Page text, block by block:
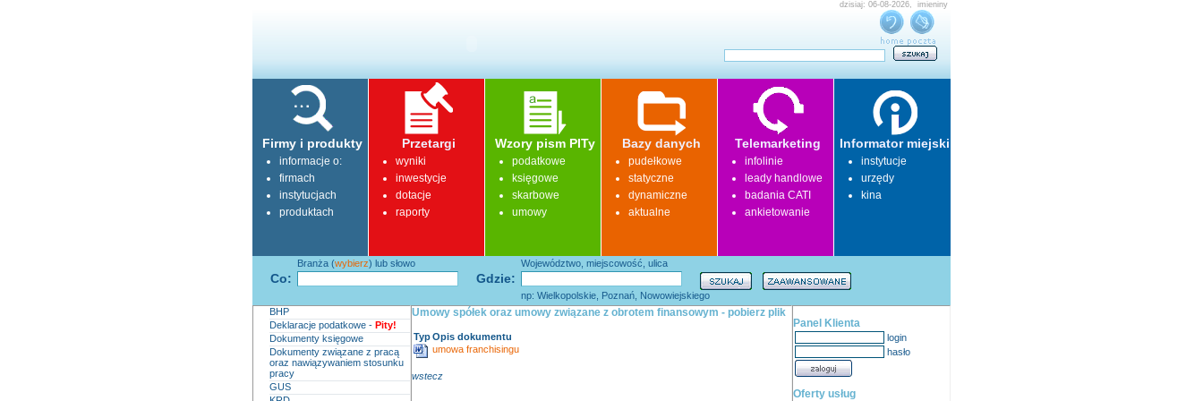
dzisiaj: 06-08-2026, imieniny
Firmy i produkty
informacje o:
firmach
instytucjach
produktach
Przetargi
wyniki
inwestycje
dotacje
raporty
Wzory pism PITy
podatkowe
księgowe
skarbowe
umowy
Bazy danych
pudełkowe
statyczne
dynamiczne
aktualne
Telemarketing
infolinie
leady handlowe
badania CATI
ankietowanie
Informator miejski
instytucje
urzędy
kina
Co: Gdzie:
Branża (wybierz) lub słowo Województwo, miejscowość, ulica
np: Wielkopolskie, Poznań, Nowowiejskiego
BHP
Deklaracje podatkowe - Pity!
Dokumenty księgowe
Dokumenty związane z pracą
oraz nawiązywaniem stosunku
pracy
GUS
Umowy spółek oraz umowy związane z obrotem finansowym - pobierz plik
TypOpis dokumentu
umowa franchisingu
wstecz
Panel Klienta
login
hasło
Oferty usług